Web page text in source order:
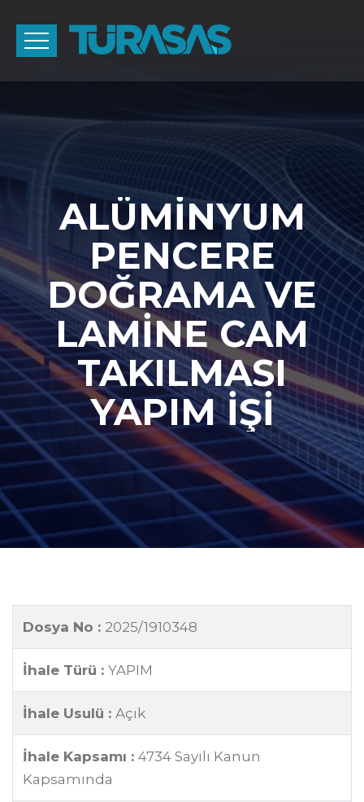
ALÜMİNYUM
PENCERE
DOĞRAMA VE
LAMİNE CAM
TAKILMASI
YAPIM İŞİ
Dosya No : 2025/1910348
İhale Türü : YAPIM
İhale Usulü : Açık
İhale Kapsamı : 4734 Sayılı Kanun
Kapsamında